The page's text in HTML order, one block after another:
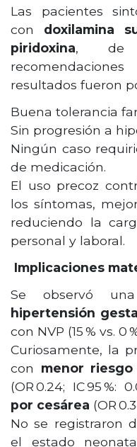
Las pacientes
con doxilamina
piridoxina, de
resultados fueron
Buena tolerancia
Sin progresión a
Ningún caso
de medicación.
El uso precoz
los síntomas,
reduciendo la
personal y laboral.
Implicaciones
Se observó
hipertensión
con NVP (15 % vs. 0
Curiosamente, la
con menor
(OR 0.24; IC 95 %:
por cesárea (OR
No se registraron
el estado